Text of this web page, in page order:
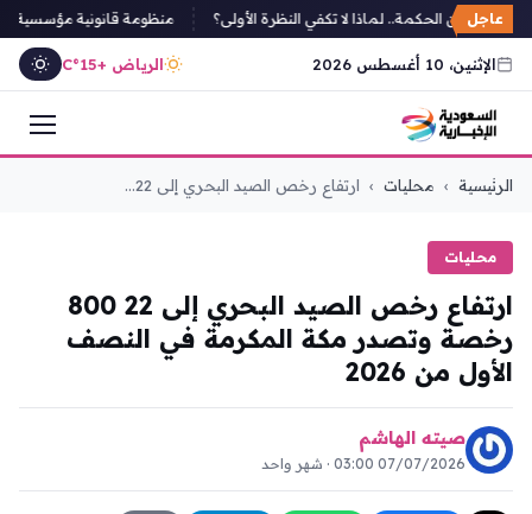
عاجل
تكمن الحكمة.. لماذا لا تكفي النظرة الأولى؟ منظومة قانونية مؤسسية لأمن
الإثنين، 10 أغسطس 2026 الرياض +15°C
التجاوز
الرئيسية › محليات › ارتفاع رخص الصيد البحري إلى 22...
محليات
ارتفاع رخص الصيد البحري إلى 22 800
رخصة وتصدر مكة المكرمة في النصف
الأول من 2026
صيته الهاشم
07/07/2026 03:00 · شهر واحد